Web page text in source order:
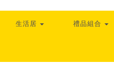
生活居 禮品組合